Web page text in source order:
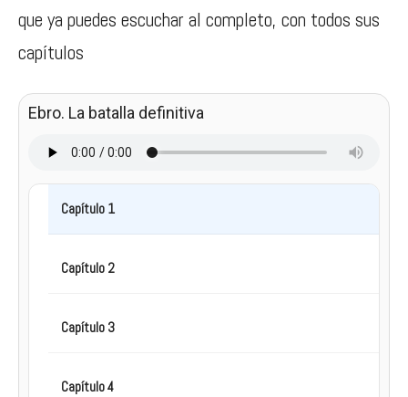
que ya puedes escuchar al completo, con todos sus
capítulos
Ebro. La batalla definitiva
Capítulo 1
Capítulo 2
Capítulo 3
Capítulo 4